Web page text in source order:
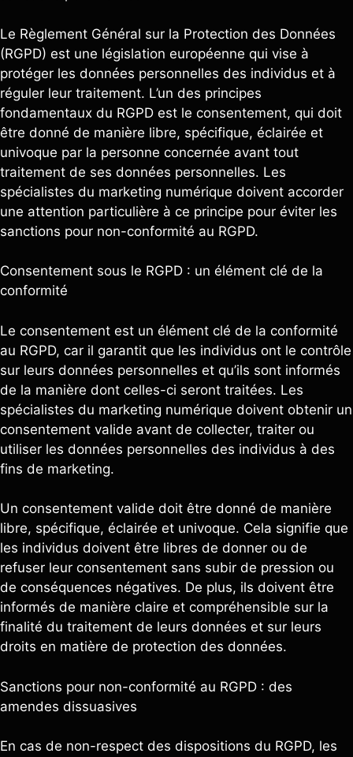
Le Règlement Général sur la Protection des Données
(RGPD) est une législation européenne qui vise à
protéger les données personnelles des individus et à
réguler leur traitement. L’un des principes
fondamentaux du RGPD est le consentement, qui doit
être donné de manière libre, spécifique, éclairée et
univoque par la personne concernée avant tout
traitement de ses données personnelles. Les
spécialistes du marketing numérique doivent accorder
une attention particulière à ce principe pour éviter les
sanctions pour non-conformité au RGPD.
Consentement sous le RGPD : un élément clé de la
conformité
Le consentement est un élément clé de la conformité
au RGPD, car il garantit que les individus ont le contrôle
sur leurs données personnelles et qu’ils sont informés
de la manière dont celles-ci seront traitées. Les
spécialistes du marketing numérique doivent obtenir un
consentement valide avant de collecter, traiter ou
utiliser les données personnelles des individus à des
fins de marketing.
Un consentement valide doit être donné de manière
libre, spécifique, éclairée et univoque. Cela signifie que
les individus doivent être libres de donner ou de
refuser leur consentement sans subir de pression ou
de conséquences négatives. De plus, ils doivent être
informés de manière claire et compréhensible sur la
finalité du traitement de leurs données et sur leurs
droits en matière de protection des données.
Sanctions pour non-conformité au RGPD : des
amendes dissuasives
En cas de non-respect des dispositions du RGPD, les